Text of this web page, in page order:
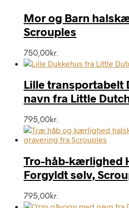
Mor og Barn
Scrouples
750,00kr.
Lille transportabelt
navn fra Little
795,00kr.
Tro-håb-kærlighed
Forgyldt sølv,
795,00kr.